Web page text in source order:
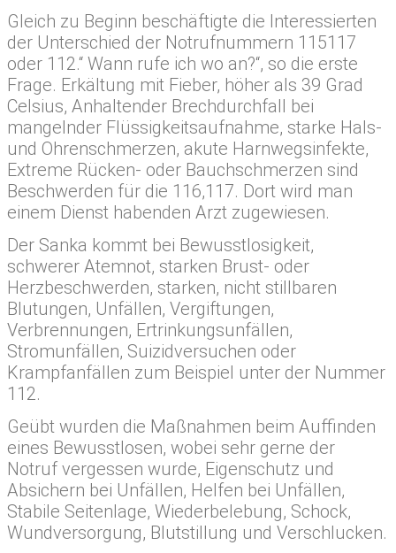
Gleich zu Beginn beschäftigte die Interessierten
der Unterschied der Notrufnummern 115117
oder 112.“ Wann rufe ich wo an?“, so die erste
Frage. Erkältung mit Fieber, höher als 39 Grad
Celsius, Anhaltender Brechdurchfall bei
mangelnder Flüssigkeitsaufnahme, starke Hals-
und Ohrenschmerzen, akute Harnwegsinfekte,
Extreme Rücken- oder Bauchschmerzen sind
Beschwerden für die 116,117. Dort wird man
einem Dienst habenden Arzt zugewiesen.
Der Sanka kommt bei Bewusstlosigkeit,
schwerer Atemnot, starken Brust- oder
Herzbeschwerden, starken, nicht stillbaren
Blutungen, Unfällen, Vergiftungen,
Verbrennungen, Ertrinkungsunfällen,
Stromunfällen, Suizidversuchen oder
Krampfanfällen zum Beispiel unter der Nummer
112.
Geübt wurden die Maßnahmen beim Auffinden
eines Bewusstlosen, wobei sehr gerne der
Notruf vergessen wurde, Eigenschutz und
Absichern bei Unfällen, Helfen bei Unfällen,
Stabile Seitenlage, Wiederbelebung, Schock,
Wundversorgung, Blutstillung und Verschlucken.